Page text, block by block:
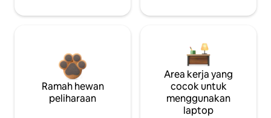
Ramah hewan
peliharaan
Area kerja yang
cocok untuk
menggunakan
laptop